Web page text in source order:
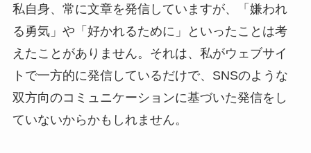
私自身、常に文章を発信していますが、「嫌われ
る勇気」や「好かれるために」といったことは考
えたことがありません。それは、私がウェブサイ
トで一方的に発信しているだけで、SNSのような
双方向のコミュニケーションに基づいた発信をし
ていないからかもしれません。